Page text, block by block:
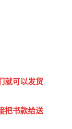
就可以发货
把书款给送